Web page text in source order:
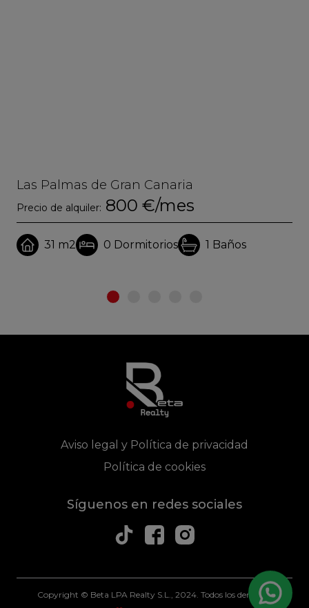
Las Palmas de Gran Canaria
Precio de alquiler: 800 €/mes
31 m2 0 Dormitorios 1 Baños
Aviso legal y Política de privacidad
Política de cookies
Síguenos en redes sociales
Copyright © Beta LPA Realty S.L., 2024. Todos los derechos